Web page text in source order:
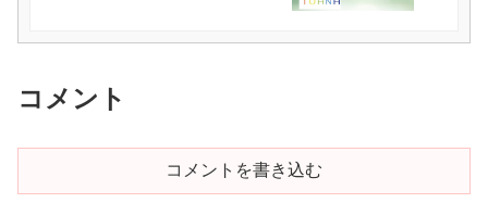
コメント
コメントを書き込む